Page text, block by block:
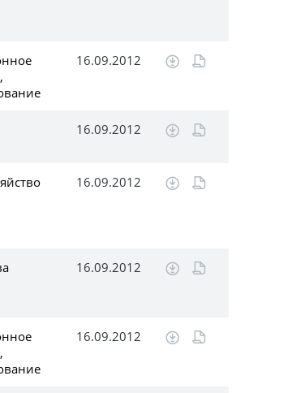
16.09.2012
16.09.2012
16.09.2012
16.09.2012
16.09.2012